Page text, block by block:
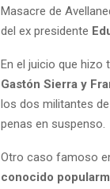
Masacre de
del ex presidente
En el juicio que hizo
Gastón Sierra y
los dos militantes
penas en suspenso.
Otro caso famoso
conocido